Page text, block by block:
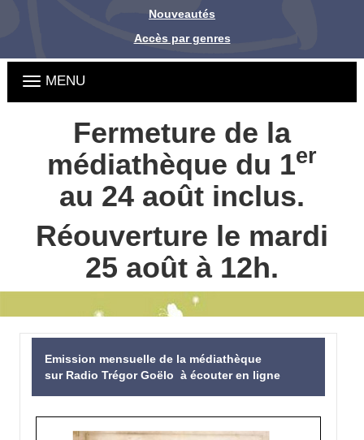
Nouveautés
Accès par genres
Menu
principal
Ouvrir
la
Fermeture
été
Fermeture de la
médiathèque du 1er
au 24 août inclus.
Réouverture le mardi
25 août à 12h.
Bienvenue
sur
votre
catalogue
Emission mensuelle de la médiathèque
sur Radio Trégor Goëlo à écouter en ligne